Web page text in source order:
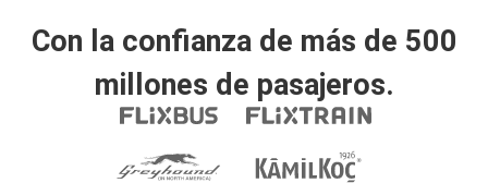
Con la confianza de más de 500
millones de pasajeros.